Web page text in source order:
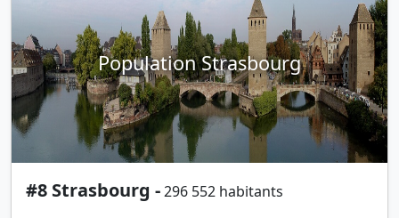
Population Strasbourg
#8 Strasbourg -296 552 habitants